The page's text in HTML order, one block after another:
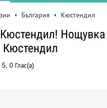
България Кюстендил
Кюстендил
5, 0 Глас(а)